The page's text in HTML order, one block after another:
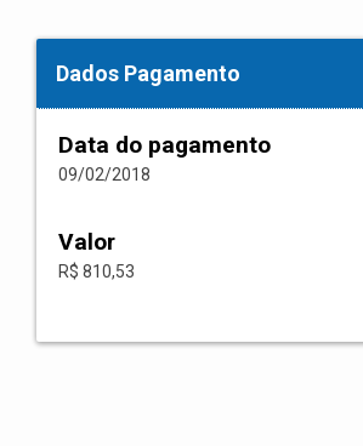
Dados Pagamento
Data do pagamento
09/02/2018
Valor
R$ 810,53